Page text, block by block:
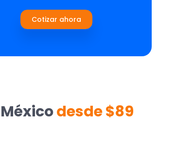
Cotizar ahora
desde $89